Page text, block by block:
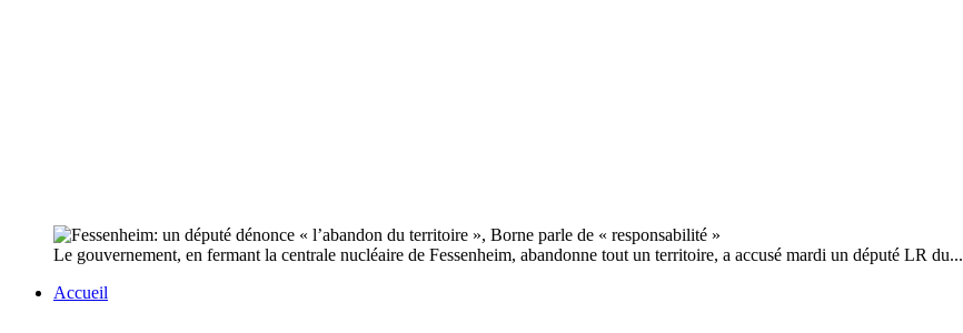
Le gouvernement, en fermant la centrale nucléaire de Fessenheim, abandonne tout un territoire, a accusé mardi un député LR du...
Accueil